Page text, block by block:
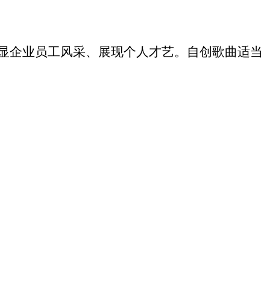
企业员工风采、展现个人才艺。自创歌曲适当